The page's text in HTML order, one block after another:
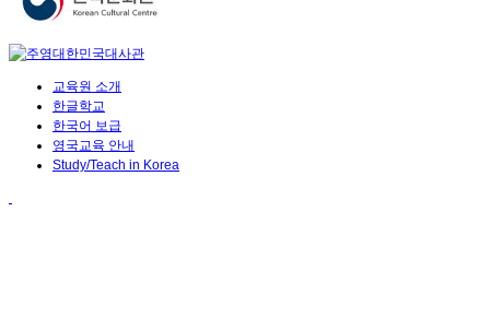
교육원 소개
한글학교
한국어 보급
영국교육 안내
Study/Teach in Korea